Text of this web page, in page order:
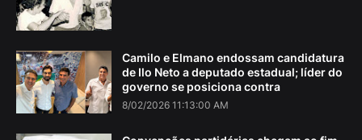
Camilo e Elmano endossam candidatura
de Ilo Neto a deputado estadual; líder do
governo se posiciona contra
8/02/2026 11:13:00 AM